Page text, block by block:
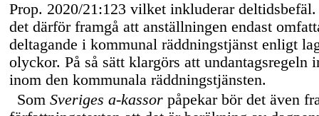
Prop. 2020/21:123 vilket inkluderar
det därför framgå att anställningen endast
deltagande i kommunal räddningstjänst enligt
olyckor. På så sätt klargörs att undantagsregeln
inom den kommunala räddningstjänsten.
Som Sveriges a-kassor påpekar bör det även